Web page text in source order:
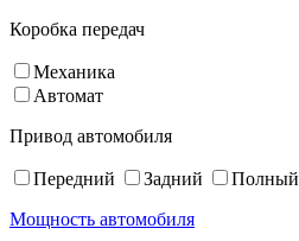
Коробка передач
Механика
Автомат
Привод автомобиля
Передний Задний
Полный
Мощность автомобиля